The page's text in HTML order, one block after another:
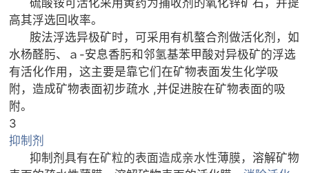
硫酸铵可活化采用黄药为捕收剂的氧化锌矿石，并提
高其浮选回收率。
胺法浮选异极矿时，可采用有机螯合剂做活化剂，如
水杨醛肟、ａ-安息香肟和邻氢基苯甲酸对异极矿的浮选
有活化作用，这主要是靠它们在矿物表面发生化学吸
附，造成矿物表面初步疏水 ,并促进胺在矿物表面的吸
附。
3
抑制剂
抑制剂具有在矿粒的表面造成亲水性薄膜， 溶解矿物